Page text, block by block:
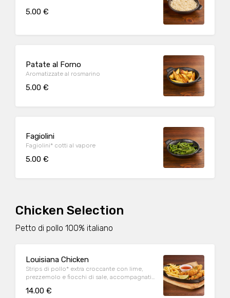
5.00 €
Patate al Forno
Aromatizzate al rosmarino
5.00 €
Fagiolini
Fagiolini* cotti al vapore
5.00 €
Chicken Selection
Petto di pollo 100% italiano
Louisiana Chicken
Strips di pollo* extra croccante con lime,
prezzemolo e fiocchi di sale, accompagnati
14.00 €